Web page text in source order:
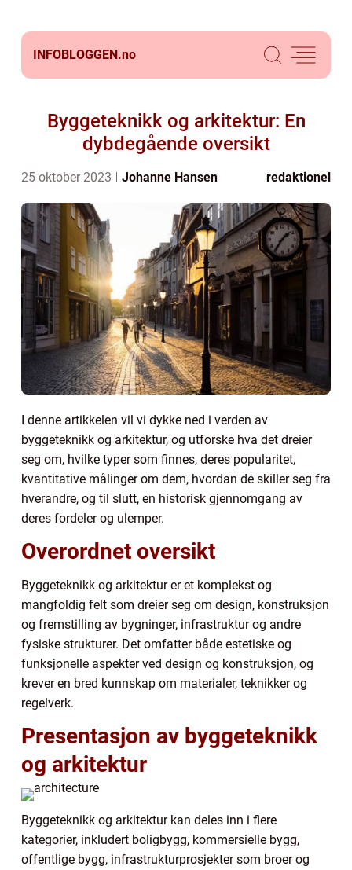
INFOBLOGGEN.no
Byggeteknikk og arkitektur: En
dybdegående oversikt
25 oktober 2023 Johanne Hansen redaktionel
I denne artikkelen vil vi dykke ned i verden av
byggeteknikk og arkitektur, og utforske hva det dreier
seg om, hvilke typer som finnes, deres popularitet,
kvantitative målinger om dem, hvordan de skiller seg fra
hverandre, og til slutt, en historisk gjennomgang av
deres fordeler og ulemper.
Overordnet oversikt
Byggeteknikk og arkitektur er et komplekst og
mangfoldig felt som dreier seg om design, konstruksjon
og fremstilling av bygninger, infrastruktur og andre
fysiske strukturer. Det omfatter både estetiske og
funksjonelle aspekter ved design og konstruksjon, og
krever en bred kunnskap om materialer, teknikker og
regelverk.
Presentasjon av byggeteknikk
og arkitektur
Byggeteknikk og arkitektur kan deles inn i flere
kategorier, inkludert boligbygg, kommersielle bygg,
offentlige bygg, infrastrukturprosjekter som broer og